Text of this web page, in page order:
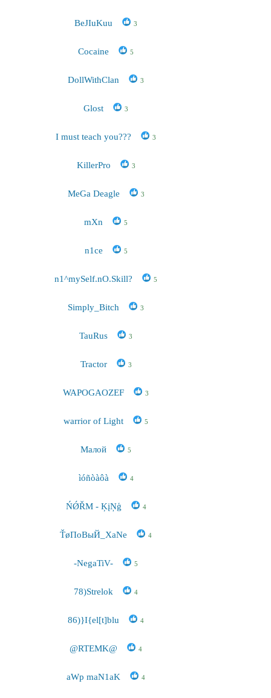
BeJIuKuu 3
Cocaine 5
DollWithClan 3
Glost 3
I must teach you??? 3
KillerPro 3
MeGa Deagle 3
mXn 5
n1ce 5
n1^mySelf.nO.Skill? 5
Simply_Bitch 3
TauRus 3
Tractor 3
WAPOGAOZEF 3
warrior of Light 5
Малой 5
ìóñòàôà 4
ŃǾŘM - ĶįŅģ 4
ŤøПoВыЙ_XaNe 4
-NegaTiV- 5
78)Strelok 4
86)}I{el[t]blu 4
@RTEMK@ 4
aWp maN1aK 4